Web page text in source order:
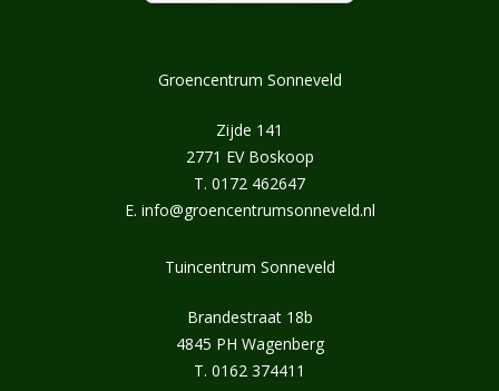
Groencentrum Sonneveld
Zijde 141
2771 EV Boskoop
T. 0172 462647
E. info@groencentrumsonneveld.nl
Tuincentrum Sonneveld
Brandestraat 18b
4845 PH Wagenberg
T. 0162 374411